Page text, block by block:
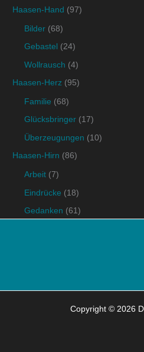
Haasen-Hand (97)
Bilder (68)
Gebastel (24)
Wollrausch (4)
Haasen-Herz (95)
Familie (68)
Glücksbringer (17)
Überzeugungen (10)
Haasen-Hirn (86)
Arbeit (7)
Eindrücke (18)
Gedanken (61)
Copyright © 2026